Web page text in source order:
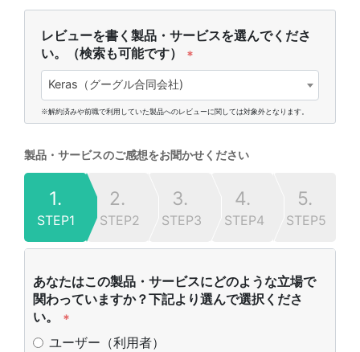
レビューを書く製品・サービスを選んでくださ
い。（検索も可能です）
*
Keras（グーグル合同会社)
※解約済みや前職で利用していた製品へのレビューに関しては対象外となります。
製品・サービスのご感想をお聞かせください
1.
STEP1
2.
STEP2
3.
STEP3
4.
STEP4
5.
STEP5
あなたはこの製品・サービスにどのような立場で
関わっていますか？下記より選んで選択くださ
い。
*
ユーザー（利用者）